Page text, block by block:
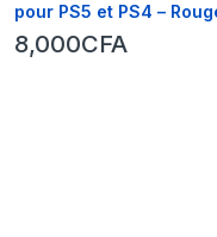
pour PS5 et PS4 –
8,000CFA